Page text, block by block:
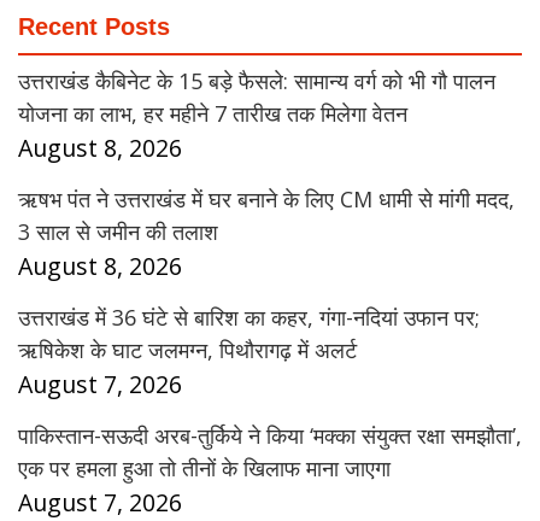
Recent Posts
उत्तराखंड कैबिनेट के 15 बड़े फैसले: सामान्य वर्ग को भी गौ पालन
योजना का लाभ, हर महीने 7 तारीख तक मिलेगा वेतन
August 8, 2026
ऋषभ पंत ने उत्तराखंड में घर बनाने के लिए CM धामी से मांगी मदद,
3 साल से जमीन की तलाश
August 8, 2026
उत्तराखंड में 36 घंटे से बारिश का कहर, गंगा-नदियां उफान पर;
ऋषिकेश के घाट जलमग्न, पिथौरागढ़ में अलर्ट
August 7, 2026
पाकिस्तान-सऊदी अरब-तुर्किये ने किया ‘मक्का संयुक्त रक्षा समझौता’,
एक पर हमला हुआ तो तीनों के खिलाफ माना जाएगा
August 7, 2026